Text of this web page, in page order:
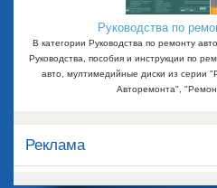
Руководства по
В категории Руководства по ремонту
Руководства, пособия и инструкции по
авто, мултимедийные диски из серии
Авторемонта",
Реклама